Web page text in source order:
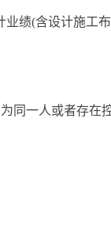
绩(含设计施工
同一人或者存在